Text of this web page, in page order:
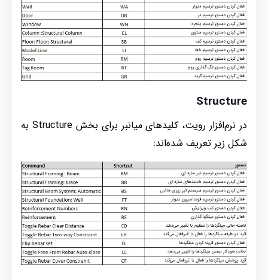
Structure
در نرم‌افزار رویت، کلیدهای میانبر برای بخش Structure به
شکل زیر تعریف شده‌اند: